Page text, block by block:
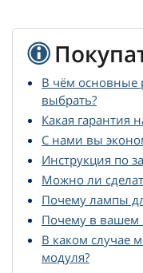
В чём основные
выбрать?
Какая гарантия
С нами вы
Инструкция по
Можно ли
Почему лампы
Почему в вашем
В каком случае
модуля?